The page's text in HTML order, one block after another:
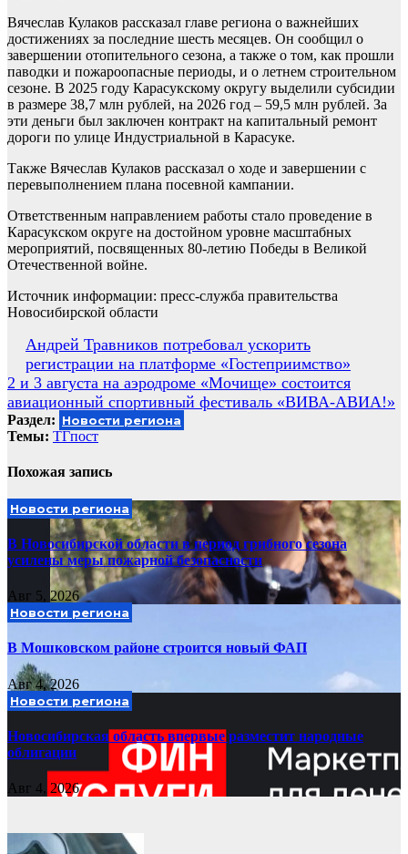
Вячеслав Кулаков рассказал главе региона о важнейших
достижениях за последние шесть месяцев. Он сообщил о
завершении отопительного сезона, а также о том, как прошли
паводки и пожароопасные периоды, и о летнем строительном
сезоне. В 2025 году Карасукскому округу выделили субсидии
в размере 38,7 млн рублей, на 2026 год – 59,5 млн рублей. За
эти деньги был заключен контракт на капитальный ремонт
дороги по улице Индустриальной в Карасуке.
Также Вячеслав Кулаков рассказал о ходе и завершении с
перевыполнением плана посевной кампании.
Ответственным направлением работы стало проведение в
Карасукском округе на достойном уровне масштабных
мероприятий, посвященных 80-летию Победы в Великой
Отечественной войне.
Источник информации: пресс-служба правительства
Новосибирской области
Навигация
по
записям
Андрей Травников потребовал ускорить
регистрации на платформе «Гостеприимство»
2 и 3 августа на аэродроме «Мочище» состоится
авиационный спортивный фестиваль «ВИВА-АВИА!»
Раздел: Новости региона
Темы: ТГпост
Похожая запись
Новости региона
В Новосибирской области в период грибного сезона
усилены меры пожарной безопасности
Авг 5, 2026
Новости региона
В Мошковском районе строится новый ФАП
Авг 4, 2026
Новости региона
Новосибирская область впервые разместит народные
облигации
Авг 4, 2026